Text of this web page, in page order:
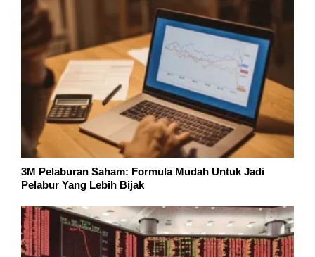
3M Pelaburan Saham: Formula Mudah Untuk Jadi
Pelabur Yang Lebih Bijak